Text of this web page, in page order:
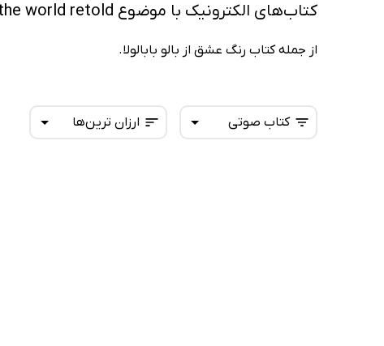
کتاب‌های الکترونیک با موضوع Love in color mythical tales from around the world retold
از جمله کتاب رنگ عشق از بالو بابالولا.
ارزان ترین‌ها کتاب صوتی